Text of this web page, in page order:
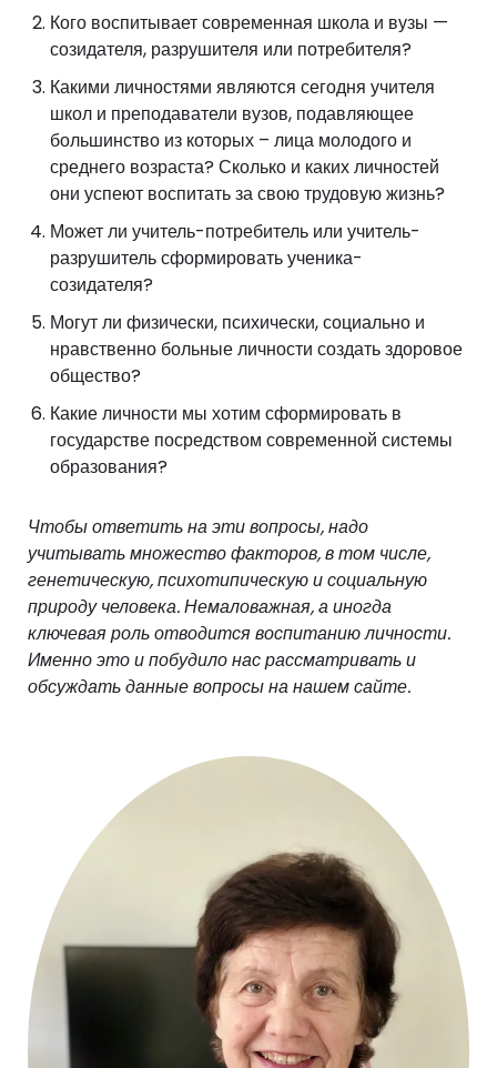
Кого воспитывает современная школа и вузы —
созидателя, разрушителя или потребителя?
Какими личностями являются сегодня учителя
школ и преподаватели вузов, подавляющее
большинство из которых – лица молодого и
среднего возраста? Сколько и каких личностей
они успеют воспитать за свою трудовую жизнь?
Может ли учитель-потребитель или учитель-
разрушитель сформировать ученика-
созидателя?
Могут ли физически, психически, социально и
нравственно больные личности создать здоровое
общество?
Какие личности мы хотим сформировать в
государстве посредством современной системы
образования?
Чтобы ответить на эти вопросы, надо
учитывать множество факторов, в том числе,
генетическую, психотипическую и социальную
природу человека. Немаловажная, а иногда
ключевая роль отводится воспитанию личности.
Именно это и побудило нас рассматривать и
обсуждать данные вопросы на нашем сайте.